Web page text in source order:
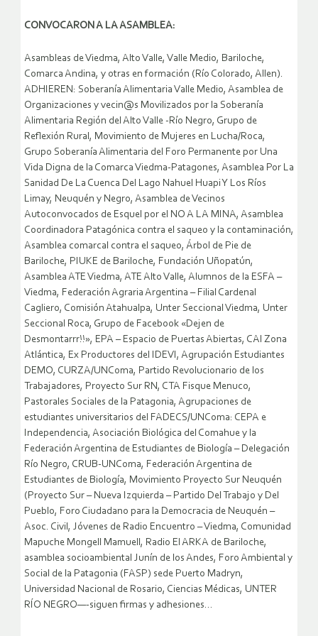
CONVOCARON A LA ASAMBLEA:
Asambleas de Viedma, Alto Valle, Valle Medio, Bariloche,
Comarca Andina, y otras en formación (Río Colorado, Allen).
ADHIEREN: Soberanía Alimentaria Valle Medio, Asamblea de
Organizaciones y vecin@s Movilizados por la Soberanía
Alimentaria Región del Alto Valle -Río Negro, Grupo de
Reflexión Rural, Movimiento de Mujeres en Lucha/Roca,
Grupo Soberanía Alimentaria del Foro Permanente por Una
Vida Digna de la Comarca Viedma-Patagones, Asamblea Por La
Sanidad De La Cuenca Del Lago Nahuel Huapi Y Los Ríos
Limay, Neuquén y Negro, Asamblea de Vecinos
Autoconvocados de Esquel por el NO A LA MINA, Asamblea
Coordinadora Patagónica contra el saqueo y la contaminación,
Asamblea comarcal contra el saqueo, Árbol de Pie de
Bariloche, PIUKE de Bariloche, Fundación Uñopatún,
Asamblea ATE Viedma, ATE Alto Valle, Alumnos de la ESFA –
Viedma, Federación Agraria Argentina – Filial Cardenal
Cagliero, Comisión Atahualpa, Unter Seccional Viedma, Unter
Seccional Roca, Grupo de Facebook «Dejen de
Desmontarrr!!», EPA – Espacio de Puertas Abiertas, CAI Zona
Atlántica, Ex Productores del IDEVI, Agrupación Estudiantes
DEMO, CURZA/UNComa, Partido Revolucionario de los
Trabajadores, Proyecto Sur RN, CTA Fisque Menuco,
Pastorales Sociales de la Patagonia, Agrupaciones de
estudiantes universitarios del FADECS/UNComa: CEPA e
Independencia, Asociación Biológica del Comahue y la
Federación Argentina de Estudiantes de Biología – Delegación
Río Negro, CRUB-UNComa, Federación Argentina de
Estudiantes de Biología, Movimiento Proyecto Sur Neuquén
(Proyecto Sur – Nueva Izquierda – Partido Del Trabajo y Del
Pueblo, Foro Ciudadano para la Democracia de Neuquén –
Asoc. Civil, Jóvenes de Radio Encuentro – Viedma, Comunidad
Mapuche Mongell Mamuell, Radio El ARKA de Bariloche,
asamblea socioambiental Junín de los Andes, Foro Ambiental y
Social de la Patagonia (FASP) sede Puerto Madryn,
Universidad Nacional de Rosario, Ciencias Médicas, UNTER
RÍO NEGRO—-siguen firmas y adhesiones…